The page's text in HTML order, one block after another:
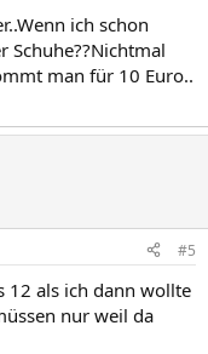
ich schon
Schuhe??Nichtmal
man für 10 Euro..
#5
12 als ich dann wollte
nur weil da